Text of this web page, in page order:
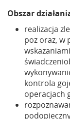
Obszar
realizacja
poz oraz, w
kontrola
operacjach